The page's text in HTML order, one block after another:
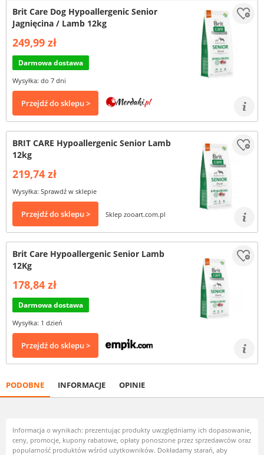
Brit Care Dog Hypoallergenic Senior
Jagnięcina / Lamb 12kg
249,99 zł
Darmowa dostawa
Wysyłka: do 7 dni
Przejdź do sklepu >
BRIT CARE Hypoallergenic Senior Lamb
12kg
219,74 zł
Wysyłka: Sprawdź w sklepie
Przejdź do sklepu > Sklep zooart.com.pl
Brit Care Hypoallergenic Senior Lamb
12Kg
178,84 zł
Darmowa dostawa
Wysyłka: 1 dzień
Przejdź do sklepu >
PODOBNE INFORMACJE OPINIE
Informacja o wynikach: prezentując produkty uwzględniamy ich dopasowanie,
ceny, promocje, kupony rabatowe, opłaty ponoszone przez sprzedawców oraz
popularność produktów wśród użytkowników. Dokładamy starań, aby